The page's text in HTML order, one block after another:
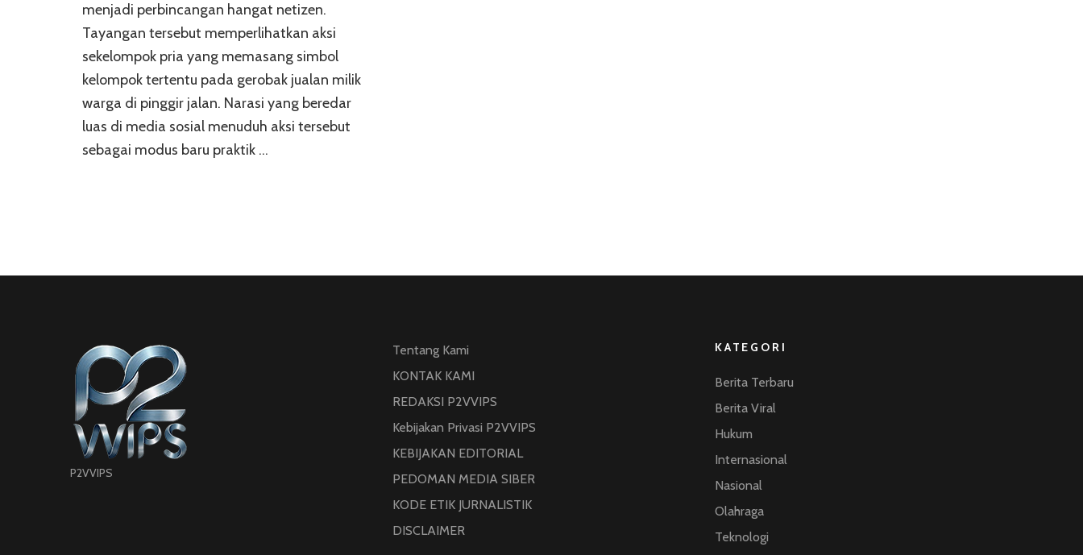
menjadi perbincangan hangat netizen.
Tayangan tersebut memperlihatkan aksi
sekelompok pria yang memasang simbol
kelompok tertentu pada gerobak jualan milik
warga di pinggir jalan. Narasi yang beredar
luas di media sosial menuduh aksi tersebut
sebagai modus baru praktik …
P2VVIPS
Tentang Kami
KONTAK KAMI
REDAKSI P2VVIPS
Kebijakan Privasi P2VVIPS
KEBIJAKAN EDITORIAL
PEDOMAN MEDIA SIBER
KODE ETIK JURNALISTIK
DISCLAIMER
KATEGORI
Berita Terbaru
Berita Viral
Hukum
Internasional
Nasional
Olahraga
Teknologi